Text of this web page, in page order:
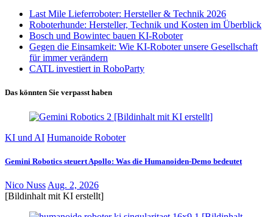
Last Mile Lieferroboter: Hersteller & Technik 2026
Roboterhunde: Hersteller, Technik und Kosten im Überblick
Bosch und Bowintec bauen KI-Roboter
Gegen die Einsamkeit: Wie KI-Roboter unsere Gesellschaft
für immer verändern
CATL investiert in RoboParty
Das könnten Sie verpasst haben
KI und AI Humanoide Roboter
Gemini Robotics steuert Apollo: Was die Humanoiden-Demo bedeutet
Nico Nuss Aug. 2, 2026
[Bildinhalt mit KI erstellt]